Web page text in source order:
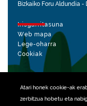
Atari honek cookie-ak
zerbitzua hobetu eta
Bizkaiko Foru Aldundia -
Irisgarritasuna
Web mapa
Lege-oharra
Cookiak